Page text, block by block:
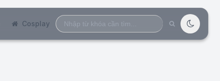
Cosplay
Search
for: